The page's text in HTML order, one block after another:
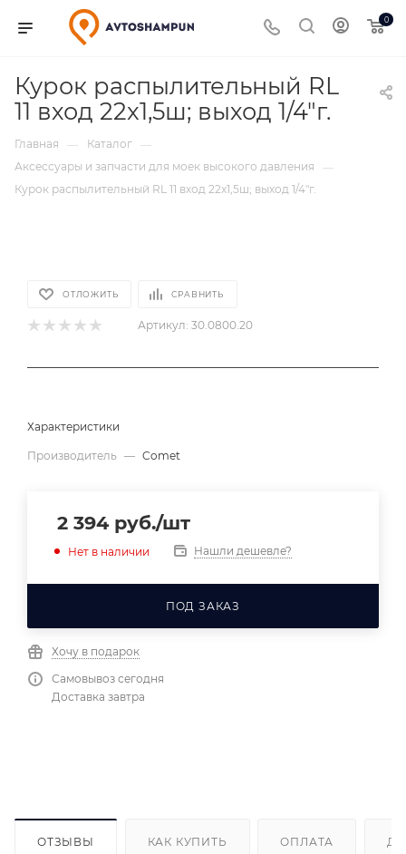
0
Курок распылительный RL
11 вход 22x1,5ш; выход 1/4"г.
Главная — Каталог —
Аксессуары и запчасти для моек высокого давления
—
Курок распылительный RL 11 вход 22x1,5ш; выход 1/4"г.
ОТЛОЖИТЬ СРАВНИТЬ
Артикул: 30.0800.20
Характеристики
Производитель — Comet
2 394руб./шт
Нет в наличии Нашли дешевле?
ПОД ЗАКАЗ
Хочу в подарок
Самовывоз сегодня
Доставка завтра
ОТЗЫВЫ КАК КУПИТЬ ОПЛАТА